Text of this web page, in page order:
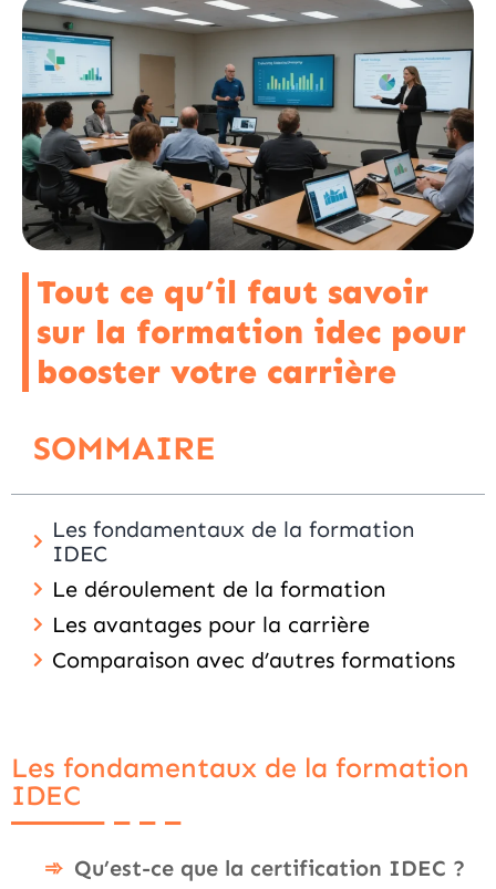
Tout ce qu’il faut savoir
sur la formation idec pour
booster votre carrière
SOMMAIRE
Les fondamentaux de la formation
IDEC
Le déroulement de la formation
Les avantages pour la carrière
Comparaison avec d’autres formations
Les fondamentaux de la formation
IDEC
Qu’est-ce que la certification IDEC ?